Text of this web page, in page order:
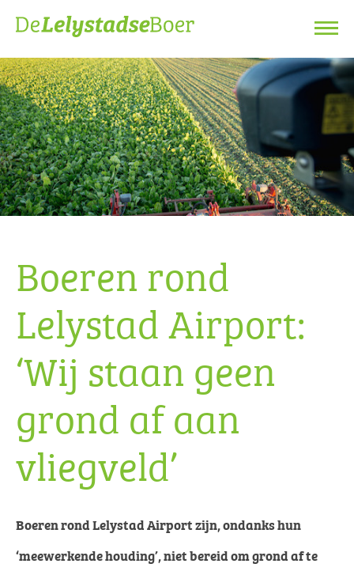
Boeren rond
Lelystad Airport:
‘Wij staan geen
grond af aan
vliegveld’
Boeren rond Lelystad Airport zijn, ondanks hun
‘meewerkende houding’, niet bereid om grond af te